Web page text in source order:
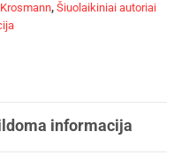
, Šiuolaikiniai autoriai
informacija